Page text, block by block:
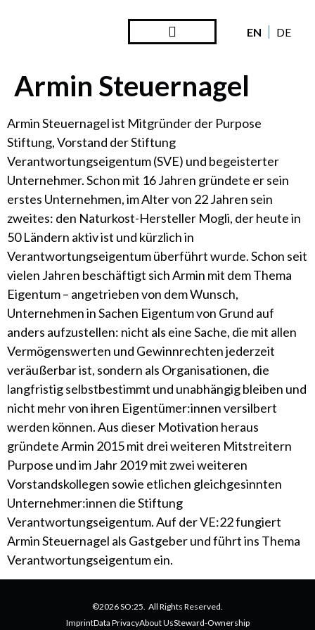
EN DE
Armin Steuernagel
Armin Steuernagel ist Mitgründer der Purpose
Stiftung, Vorstand der Stiftung
Verantwortungseigentum (SVE) und begeisterter
Unternehmer. Schon mit 16 Jahren gründete er sein
erstes Unternehmen, im Alter von 22 Jahren sein
zweites: den Naturkost-Hersteller Mogli, der heute in
50 Ländern aktiv ist und kürzlich in
Verantwortungseigentum überführt wurde. Schon seit
vielen Jahren beschäftigt sich Armin mit dem Thema
Eigentum – angetrieben von dem Wunsch,
Unternehmen in Sachen Eigentum von Grund auf
anders aufzustellen: nicht als eine Sache, die mit allen
Vermögenswerten und Gewinnrechten jederzeit
veräußerbar ist, sondern als Organisationen, die
langfristig selbstbestimmt und unabhängig bleiben und
nicht mehr von ihren Eigentümer:innen versilbert
werden können. Aus dieser Motivation heraus
gründete Armin 2015 mit drei weiteren Mitstreitern
Purpose und im Jahr 2019 mit zwei weiteren
Vorstandskollegen sowie etlichen gleichgesinnten
Unternehmer:innen die Stiftung
Verantwortungseigentum. Auf der VE:22 fungiert
Armin Steuernagel als Gastgeber und führt ins Thema
Verantwortungseigentum ein.
©2026 SO:25. All Rights Reserved.
ImprintData PrivacyAbout UsSteward-Ownership